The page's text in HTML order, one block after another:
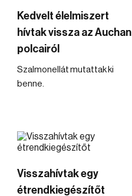
Kedvelt élelmiszert
hívtak vissza az Auchan
polcairól
Szalmonellát mutattak ki
benne.
Visszahívtak egy
étrendkiegészítőt